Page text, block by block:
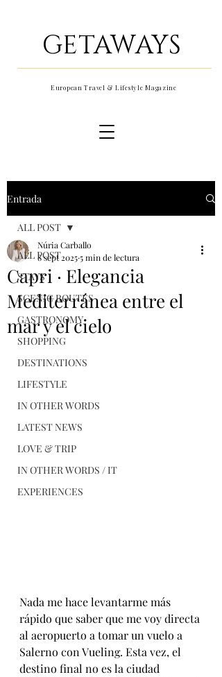
GETAWAYS
European Travel & Lifestyle Magazine
Entrada
ALL POST
STAYS
SCENIC ROUTES
GASTRONOMY
SHOPPING
DESTINATIONS
LIFESTYLE
IN OTHER WORDS
LATEST NEWS
LOVE & TRIP
IN OTHER WORDS / IT
EXPERIENCES
ALL POST
Capri · Elegancia
Mediterránea entre el
mar y el cielo
Núria Carballo
8 sept 20255 min de lectura
Nada me hace levantarme más
rápido que saber que me voy directa
al aeropuerto a tomar un vuelo a
Salerno con Vueling. Esta vez, el
destino final no es la ciudad